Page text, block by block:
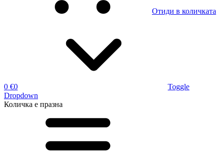
Отиди в количката
0 €0
Toggle
Dropdown
Количка е празна